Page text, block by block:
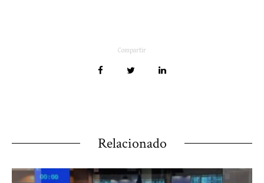
Compartir
Relacionado